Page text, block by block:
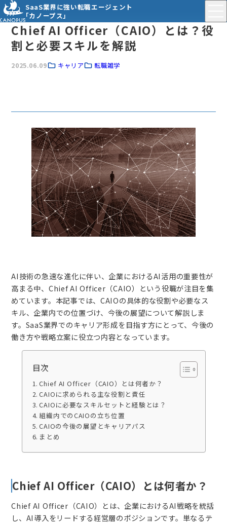
SaaS業界に強い転職エージェント
「カノープス」
Chief AI Officer（CAIO）とは？役
割と必要スキルを解説
2025.06.09 キャリア 転職雑学
AI技術の急速な進化に伴い、企業におけるAI活用の重要性が
高まる中、Chief AI Officer（CAIO）という役職が注目を集
めています。本記事では、CAIOの具体的な役割や必要なス
キル、企業内での位置づけ、今後の展望について解説しま
す。SaaS業界でのキャリア形成を目指す方にとって、今後の
働き方や戦略立案に役立つ内容となっています。
目次
Chief AI Officer（CAIO）とは何者か？
CAIOに求められる主な役割と責任
CAIOに必要なスキルセットと経験とは？
組織内でのCAIOの立ち位置
CAIOの今後の展望とキャリアパス
まとめ
Chief AI Officer（CAIO）とは何者か？
Chief AI Officer（CAIO）とは、企業におけるAI戦略を統括
し、AI導入をリードする経営層のポジションです。単なるテ